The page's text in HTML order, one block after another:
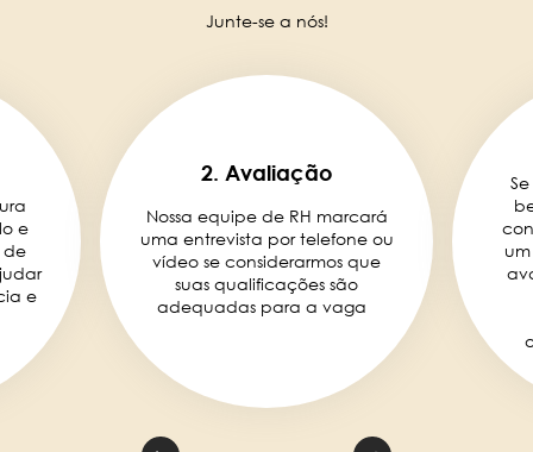
Junte-se a nós!
e
de
e
2. Avaliação
Nossa equipe de RH marcará
uma entrevista por telefone ou
vídeo se considerarmos que
suas qualificações são
adequadas para a vaga